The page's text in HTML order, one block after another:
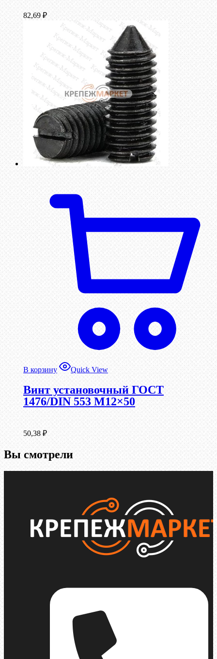
82,69 ₽
В корзину Quick View
Винт установочный ГОСТ
1476/DIN 553 М12×50
50,38 ₽
Вы смотрели